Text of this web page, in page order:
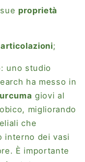
proprietà
;
: uno studio
ha messo in
giovi al
migliorando
che
interno dei vasi
È importante